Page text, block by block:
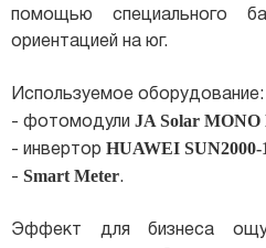
помощью специального
ориентацией на юг.
Используемое оборудование:
- фотомодули JA Solar MONO
- инвертор HUAWEI
- Smart Meter.
Эффект для бизнеса